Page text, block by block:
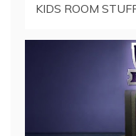
KIDS ROOM